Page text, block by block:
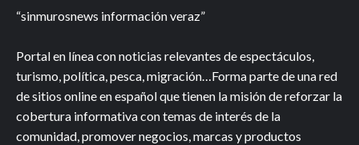
“sinmurosnews información veraz”
Portal en línea con noticias relevantes de espectáculos,
turismo, política, pesca, migración…Forma parte de una red
de sitios online en español que tienen la misión de reforzar la
cobertura informativa con temas de interés de la
comunidad, promover negocios, marcas y productos